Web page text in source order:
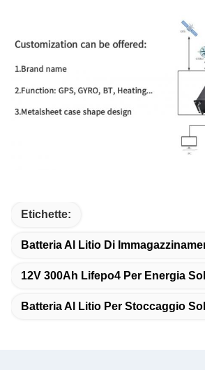
Etichette:
Batteria Al Litio Di
12V 300Ah Lifepo4 Per Energia
Batteria Al Litio Per Stoccaggio